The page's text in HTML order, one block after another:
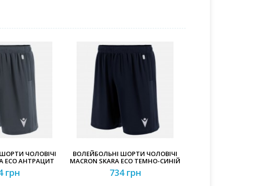
ЧОЛОВІЧІ
ECO АНТРАЦИТ
грн
ВОЛЕЙБОЛЬНІ ШОРТИ ЧОЛОВІЧІ
MACRON SKARA ECO ТЕМНО-СИНІЙ
734 грн